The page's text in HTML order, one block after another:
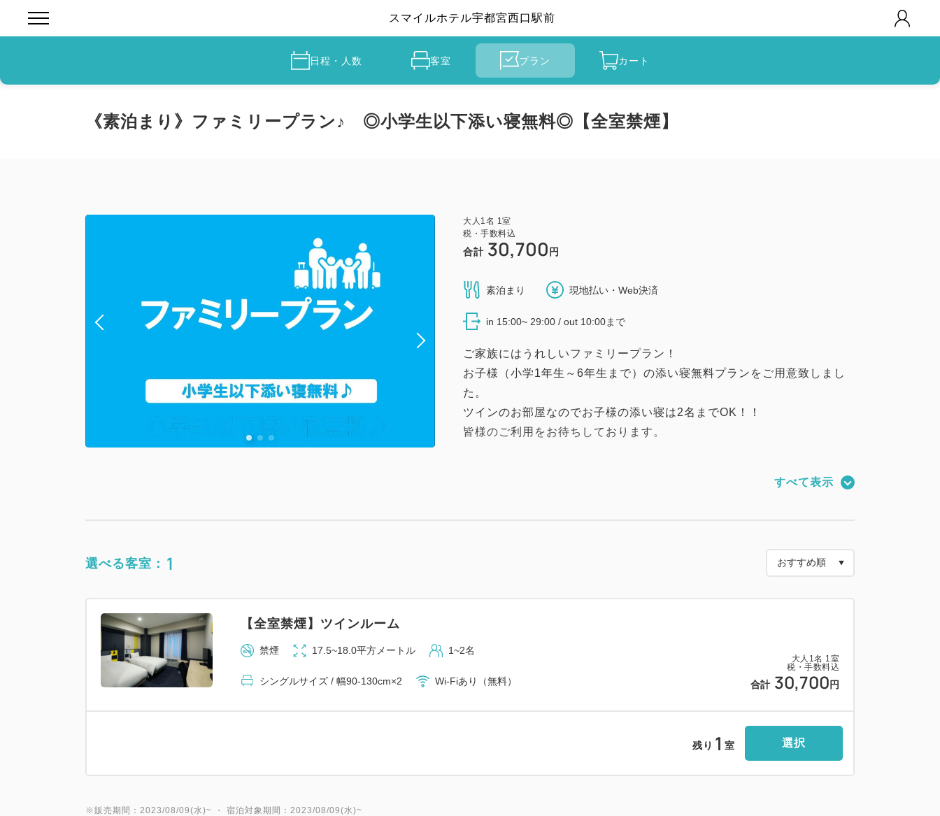
スマイルホテル宇都宮西口駅前
日程・人数 客室 プラン カート
《素泊まり》ファミリープラン♪ ◎小学生以下添い寝無料◎【全室禁煙】
大人 1名 1室
税・手数料込
合計 30,700 円
素泊まり 現地払い・Web決済
in 15:00~ 29:00 / out 10:00まで
ご家族にはうれしいファミリープラン！
お子様（小学1年生～6年生まで）の添い寝無料プランをご用意致しまし
た。
ツインのお部屋なのでお子様の添い寝は2名までOK！！
皆様のご利用をお待ちしております。
約として扱い、ご予約成立時よりキャンセル料が発生いたします。
すべて表示
選べる客室： 1
大人 1名 1室
税・手数料込
合計 30,700 円
【全室禁煙】ツインルーム
禁煙 17.5~18.0平方メートル 1~2名
シングルサイズ / 幅90-130cm×2 Wi-Fiあり（無料）
残り 1 室 選択
※販売期間：2023/08/09(水)~ ・ 宿泊対象期間：2023/08/09(水)~